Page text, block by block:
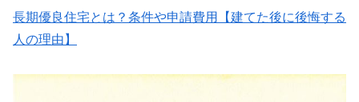
長期優良住宅とは？条件や申請費用【建てた後に後悔する
人の理由】